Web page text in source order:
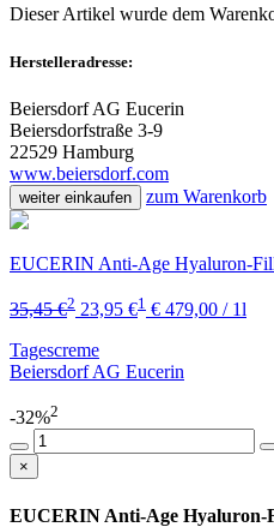
Dieser Artikel wurde dem
Herstelleradresse:
Beiersdorf AG Eucerin
Beiersdorfstraße 3-9
22529 Hamburg
www.beiersdorf.com
weiter einkaufen zum Warenkorb
EUCERIN Anti-Age Hyaluron-
35,45 €2 23,95 €1 € 479,00 / 1l
Tagescreme
Beiersdorf AG Eucerin
-32%2
×
EUCERIN Anti-Age Hyaluron-